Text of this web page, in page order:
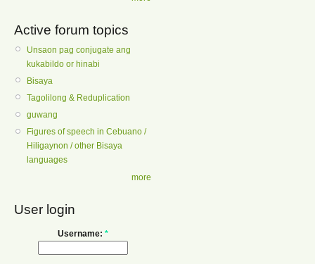
Active forum topics
Unsaon pag conjugate ang
kukabildo or hinabi
Bisaya
Tagolilong & Reduplication
guwang
Figures of speech in Cebuano /
Hiligaynon / other Bisaya
languages
more
User login
Username: *